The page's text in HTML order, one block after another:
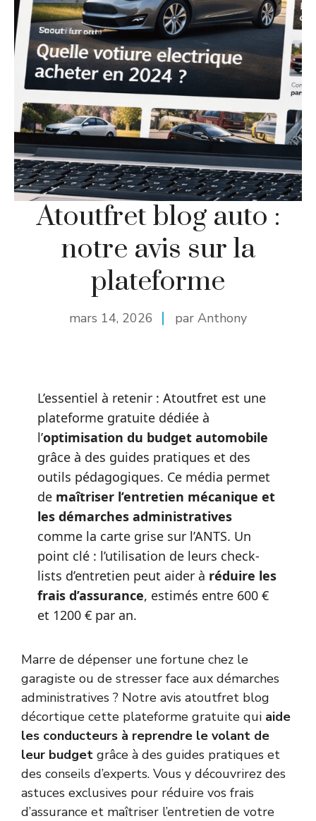
Atoutfret blog auto :
notre avis sur la
plateforme
mars 14, 2026 par Anthony
L’essentiel à retenir : Atoutfret est une
plateforme gratuite dédiée à
l’optimisation du budget automobile
grâce à des guides pratiques et des
outils pédagogiques. Ce média permet
de maîtriser l’entretien mécanique et
les démarches administratives
comme la carte grise sur l’ANTS. Un
point clé : l’utilisation de leurs check-
lists d’entretien peut aider à réduire les
frais d’assurance, estimés entre 600 €
et 1200 € par an.
Marre de dépenser une fortune chez le
garagiste ou de stresser face aux démarches
administratives ? Notre avis atoutfret blog
décortique cette plateforme gratuite qui aide
les conducteurs à reprendre le volant de
leur budget grâce à des guides pratiques et
des conseils d’experts. Vous y découvrirez des
astuces exclusives pour réduire vos frais
d’assurance et maîtriser l’entretien de votre